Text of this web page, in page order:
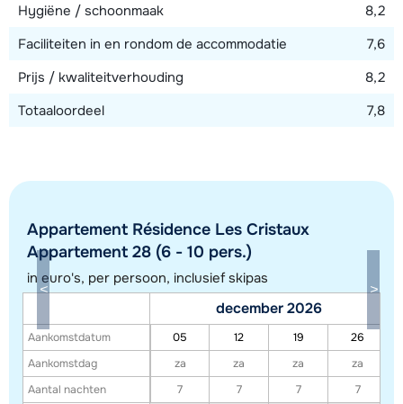
Bekijk kaart
Toon alle accommodaties in dit gebied
Deze kaart geeft een indicatie van de ligging van onze accommodaties. De
exacte locatie kan enigszins afwijken.
Hygiëne / schoonmaak
8,2
Faciliteiten in en rondom de accommodatie
7,6
Prijs / kwaliteitverhouding
8,2
Totaaloordeel
7,8
Appartement Résidence Les Cristaux
Appartement 28 (6 - 10 pers.)
in euro's, per persoon, inclusief skipas
Aankomstdatum
Aankomstdag
Aantal nachten
december 2026
05 12 19
26
za
za za
za
7
7 7 7